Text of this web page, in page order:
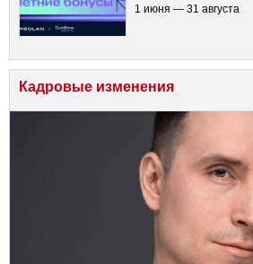
1 июня — 31 августа
Кадровые изменения